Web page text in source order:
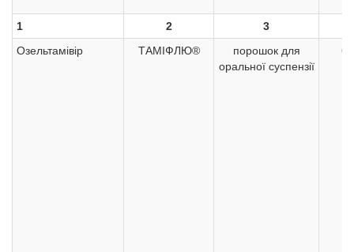
1 2
3
Озельтамівір
ТАМІФЛЮ®
порошок для
оральної суспензії
6